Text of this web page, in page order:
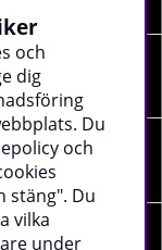
och
dig
Du
och
stäng". Du
vilka
under